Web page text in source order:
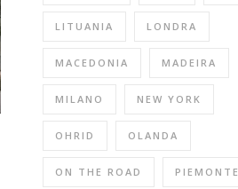
LITUANIA LONDRA
MACEDONIA MADEIRA
MILANO NEW YORK
OHRID OLANDA
ON THE ROAD PIEMONTE